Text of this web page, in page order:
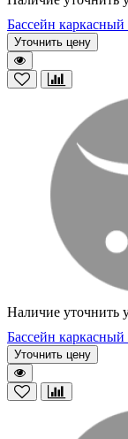
Бассейн
Уточнить цену
Наличие уточнить
Бассейн
Уточнить цену